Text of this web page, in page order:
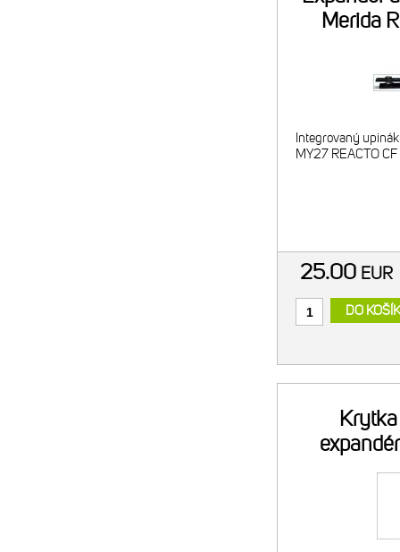
Merida
Integrovaný
MY27 REACTO CF
25.00 EUR
DO
Merida